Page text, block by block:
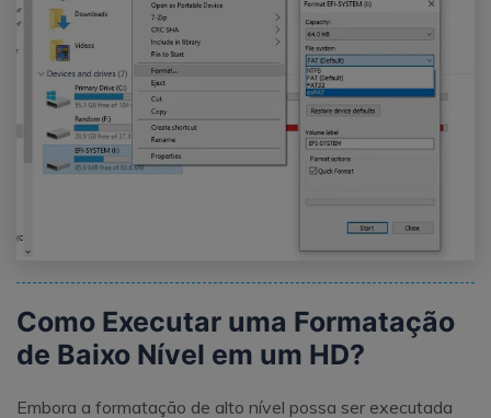
Como Executar uma Formatação
de Baixo Nível em um HD?
Embora a formatação de alto nível possa ser executada